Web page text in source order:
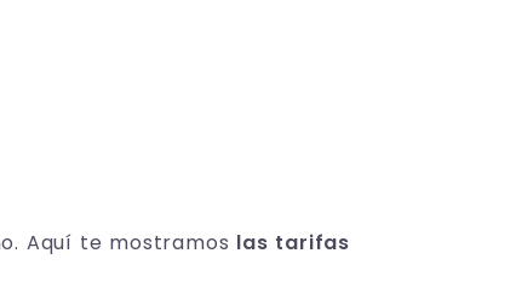
Aquí te mostramos las tarifas